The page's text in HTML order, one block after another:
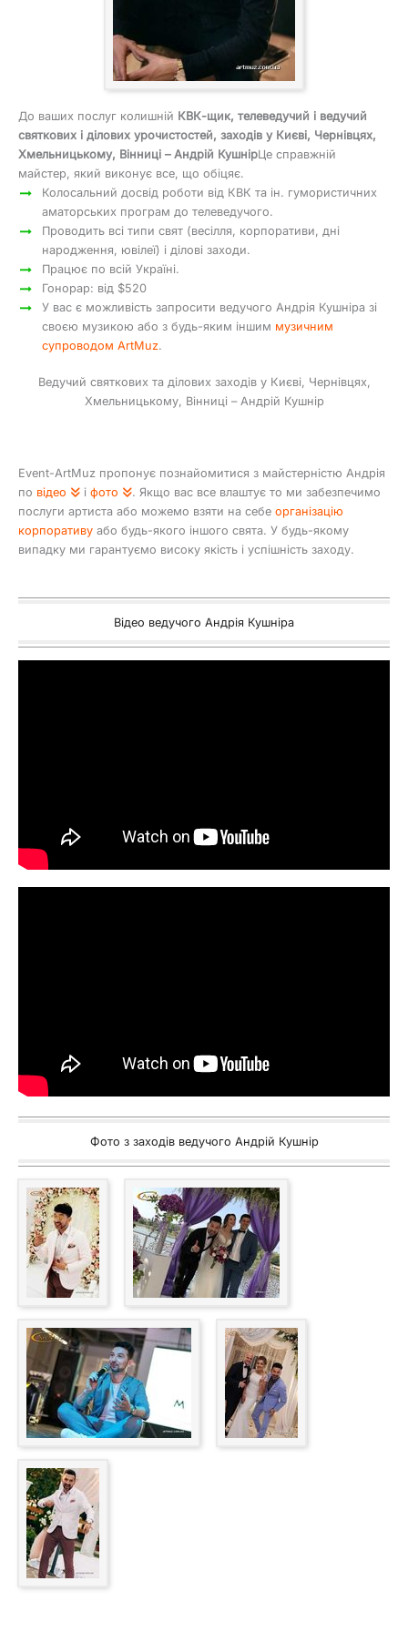
До ваших послуг колишній КВК-щик, телеведучий і ведучий
святкових і ділових урочистостей, заходів у Києві, Чернівцях,
Хмельницькому, Вінниці – Андрій КушнірЦе справжній
майстер, який виконує все, що обіцяє.
Колосальний досвід роботи від КВК та ін. гумористичних
аматорських програм до телеведучого.
Проводить всі типи свят (весілля, корпоративи, дні
народження, ювілеї) і ділові заходи.
Працює по всій Україні.
Гонорар: від $520
У вас є можливість запросити ведучого Андрія Кушніра зі
своєю музикою або з будь-яким іншим музичним
супроводом ArtMuz.
Ведучий святкових та ділових заходів у Києві, Чернівцях,
Хмельницькому, Вінниці – Андрій Кушнір
Event-ArtMuz пропонує познайомитися з майстерністю Андрія
по відео і фото
. Якщо вас все влаштує то ми забезпечимо
послуги артиста або можемо взяти на себе організацію
корпоративу або будь-якого іншого свята. У будь-якому
випадку ми гарантуємо високу якість і успішність заходу.
Відео ведучого Андрія Кушніра
Фото з заходів ведучого Андрій Кушнір